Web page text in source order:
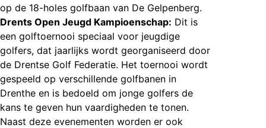
op de 18-holes golfbaan van De Gelpenberg.
Drents Open Jeugd Kampioenschap: Dit is
een golftoernooi speciaal voor jeugdige
golfers, dat jaarlijks wordt georganiseerd door
de Drentse Golf Federatie. Het toernooi wordt
gespeeld op verschillende golfbanen in
Drenthe en is bedoeld om jonge golfers de
kans te geven hun vaardigheden te tonen.
Naast deze evenementen worden er ook